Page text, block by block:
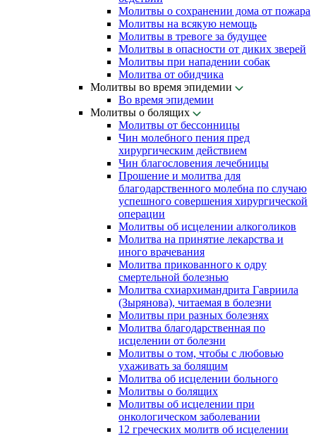
Молитвы о сохранении дома от пожара
Молитвы на всякую немощь
Молитвы в тревоге за будущее
Молитвы в опасности от диких зверей
Молитвы при нападении собак
Молитва от обидчика
Молитвы во время эпидемии
Во время эпидемии
Молитвы о болящих
Молитвы от бессонницы
Чин молебного пения пред
хирургическим действием
Чин благословения лечебницы
Прошение и молитва для
благодарственного молебна по случаю
успешного совершения хирургической
операции
Молитвы об исцелении алкоголиков
Молитва на принятие лекарства и
иного врачевания
Молитва прикованного к одру
смертельной болезнью
Молитва схиархимандрита Гавриила
(Зырянова), читаемая в болезни
Молитвы при разных болезнях
Молитва благодарственная по
исцелении от болезни
Молитвы о том, чтобы с любовью
ухаживать за болящим
Молитва об исцелении больного
Молитвы о болящих
Молитвы об исцелении при
онкологическом заболевании
12 греческих молитв об исцелении